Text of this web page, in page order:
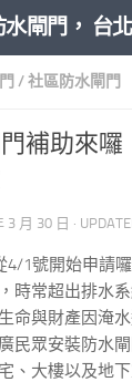
/社區防水閘門
補助來囉
3 月 30 日 ·
4/1號開始申請
時常超出排水
命與財產因淹
民眾安裝防水
、大樓以及地